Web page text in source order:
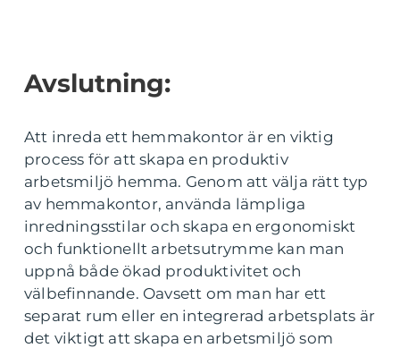
Avslutning:
Att inreda ett hemmakontor är en viktig
process för att skapa en produktiv
arbetsmiljö hemma. Genom att välja rätt typ
av hemmakontor, använda lämpliga
inredningsstilar och skapa en ergonomiskt
och funktionellt arbetsutrymme kan man
uppnå både ökad produktivitet och
välbefinnande. Oavsett om man har ett
separat rum eller en integrerad arbetsplats är
det viktigt att skapa en arbetsmiljö som